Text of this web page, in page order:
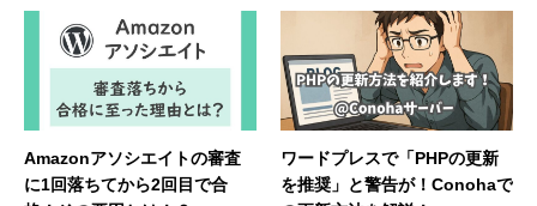
Amazonアソシエイトの審査
に1回落ちてから2回目で合
ワードプレスで「PHPの更新
を推奨」と警告が！Conohaで